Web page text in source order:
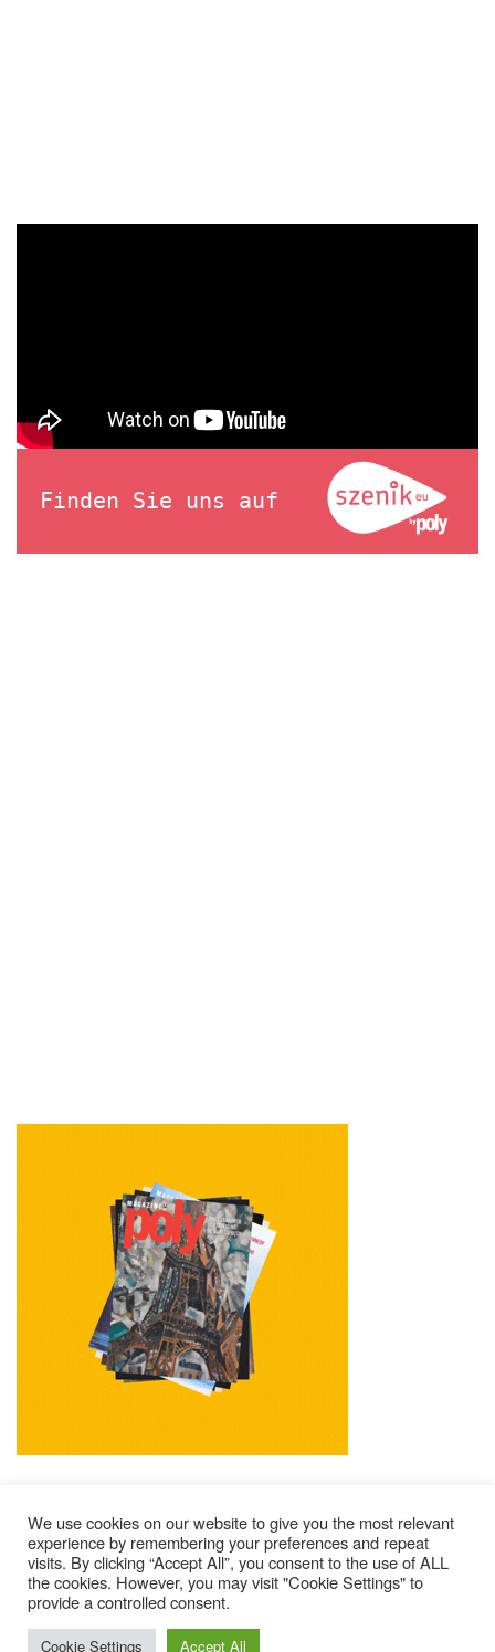
Finden Sie uns auf
Impressum Kontakt
Alle Ausgaben Lesen
POLY Abonnieren
© 2025 – Magazine Poly – BKN
We use cookies on our website to give you the most relevant
experience by remembering your preferences and repeat
visits. By clicking “Accept All”, you consent to the use of ALL
the cookies. However, you may visit "Cookie Settings" to
provide a controlled consent.
Cookie Settings Accept All